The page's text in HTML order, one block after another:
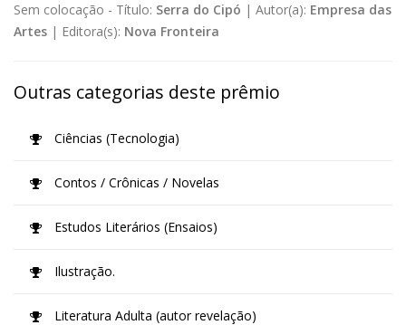
Sem colocação - Título: Serra do Cipó | Autor(a): Empresa das
Artes | Editora(s): Nova Fronteira
Outras categorias deste prêmio
Ciências (Tecnologia)
Contos / Crônicas / Novelas
Estudos Literários (Ensaios)
Ilustração.
Literatura Adulta (autor revelação)